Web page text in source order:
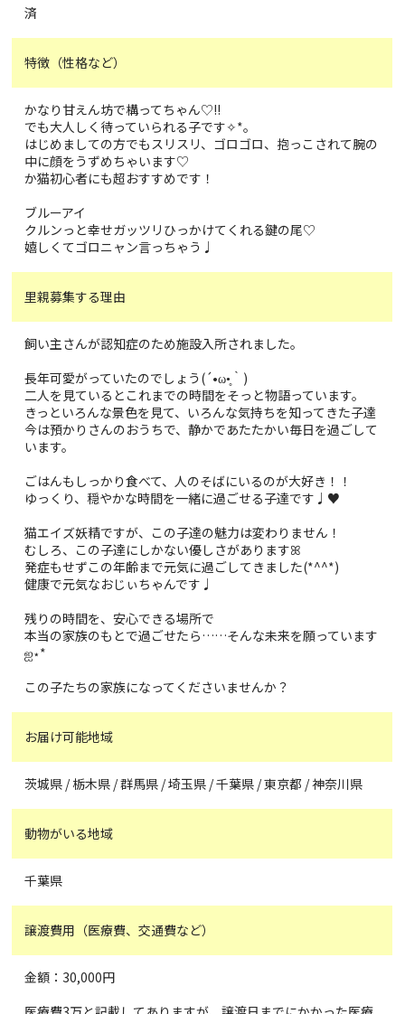
済
特徴（性格など）
かなり甘えん坊で構ってちゃん♡!!
でも大人しく待っていられる子です✧*｡
はじめましての方でもスリスリ、ゴロゴロ、抱っこされて腕の
中に顔をうずめちゃいます♡
か猫初心者にも超おすすめです！
ブルーアイ
クルンっと幸せガッツリひっかけてくれる鍵の尾♡
嬉しくてゴロニャン言っちゃう♩
里親募集する理由
飼い主さんが認知症のため施設入所されました。
長年可愛がっていたのでしょう(´•ω•̥｀)
二人を見ているとこれまでの時間をそっと物語っています。
きっといろんな景色を見て、いろんな気持ちを知ってきた子達
今は預かりさんのおうちで、静かであたたかい毎日を過ごして
います。
ごはんもしっかり食べて、人のそばにいるのが大好き！！
ゆっくり、穏やかな時間を一緒に過ごせる子達です♩♥
猫エイズ妖精ですが、この子達の魅力は変わりません！
むしろ、この子達にしかない優しさがありますꕤ︎︎
発症もせずこの年齢まで元気に過ごしてきました(*^^*)
健康で元気なおじぃちゃんです♩
残りの時間を、安心できる場所で
本当の家族のもとで過ごせたら……そんな未来を願っています‪
ஐ‬⋆*
この子たちの家族になってくださいませんか？
お届け可能地域
茨城県 / 栃木県 / 群馬県 / 埼玉県 / 千葉県 / 東京都 / 神奈川県
動物がいる地域
千葉県
譲渡費用（医療費、交通費など）
金額：30,000円